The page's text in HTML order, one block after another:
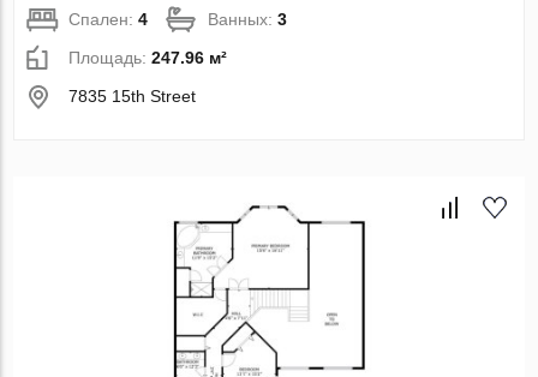
Спален:4 Ванных:3
Площадь:247.96 м²
7835 15th Street